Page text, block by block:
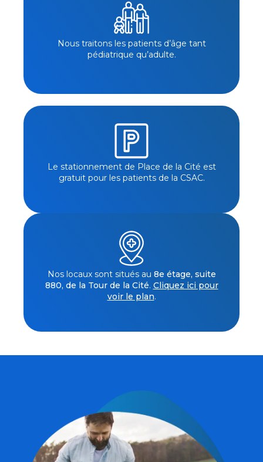
Nous traitons les patients d’âge tant
pédiatrique qu’adulte.
Le stationnement de Place de la Cité est
gratuit pour les patients de la CSAC.
Nos locaux sont situés au 8e étage, suite
880, de la Tour de la Cité. Cliquez ici pour
voir le plan.